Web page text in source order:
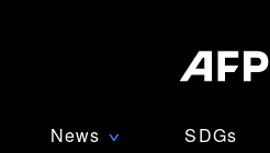
News ∨ SDGs